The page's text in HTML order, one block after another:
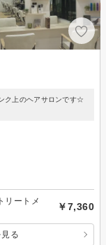
ク上のヘアサロンです☆
リートメ
￥7,360
る